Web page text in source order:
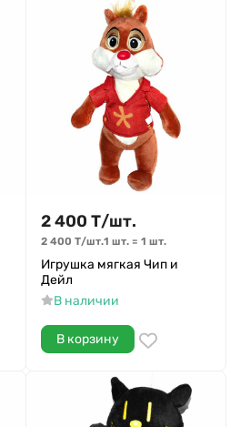
2 400 Т/шт.
2 400 Т/шт.1 шт. = 1 шт.
Игрушка мягкая Чип и
Дейл
В наличии
В корзину